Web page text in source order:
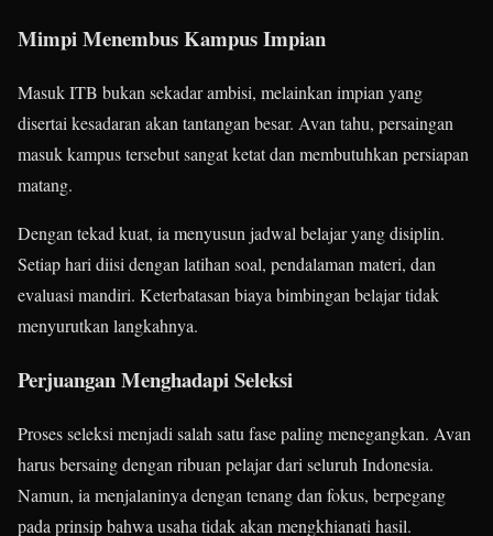
Mimpi Menembus Kampus Impian
Masuk ITB bukan sekadar ambisi, melainkan impian yang
disertai kesadaran akan tantangan besar. Avan tahu, persaingan
masuk kampus tersebut sangat ketat dan membutuhkan persiapan
matang.
Dengan tekad kuat, ia menyusun jadwal belajar yang disiplin.
Setiap hari diisi dengan latihan soal, pendalaman materi, dan
evaluasi mandiri. Keterbatasan biaya bimbingan belajar tidak
menyurutkan langkahnya.
Perjuangan Menghadapi Seleksi
Proses seleksi menjadi salah satu fase paling menegangkan. Avan
harus bersaing dengan ribuan pelajar dari seluruh Indonesia.
Namun, ia menjalaninya dengan tenang dan fokus, berpegang
pada prinsip bahwa usaha tidak akan mengkhianati hasil.